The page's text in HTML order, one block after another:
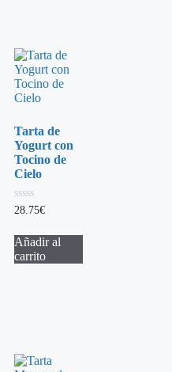
Tarta de
Yogurt con
Tocino de
Cielo
0
28.75€
Añadir al
carrito